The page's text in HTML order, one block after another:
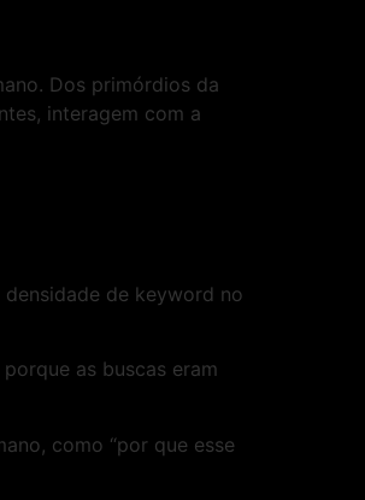
Dos primórdios da
interagem com a
densidade de keyword no
as buscas eram
como “por que esse